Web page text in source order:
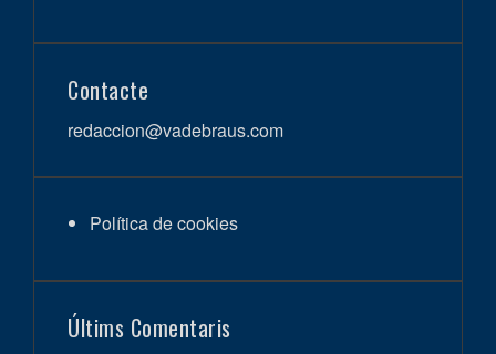
Contacte
redaccion@vadebraus.com
Política de cookies
Últims Comentaris